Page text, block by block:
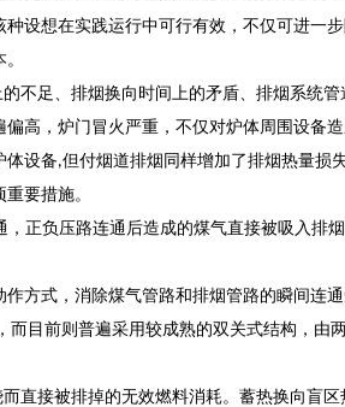
设想在实践运行中可行有效，不仅可进一
不足、排烟换向时间上的矛盾、排烟系统管
高，炉门冒火严重，不仅对炉体周围设备
体设备,但付烟道排烟同样增加了排烟热量损
要措施。
正负压路连通后造成的煤气直接被吸入排
方式，消除煤气管路和排烟管路的瞬间连
，而目前则普遍采用较成熟的双关式结构，由
直接被排掉的无效燃料消耗。蓄热换向盲